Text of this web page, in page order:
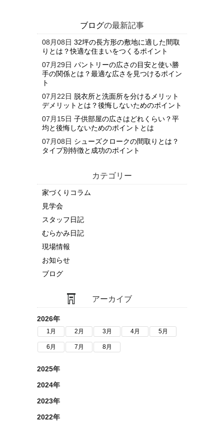
ブログの最新記事
08月08日 32坪の長方形の敷地に適した間取
りとは？快適な住まいをつくるポイント
07月29日 パントリーの広さの目安と使い勝
手の関係とは？最適な広さを見つけるポイン
ト
07月22日 脱衣所と洗面所を分けるメリット
デメリットとは？後悔しないためのポイント
07月15日 子供部屋の広さはどれくらい？平
均と後悔しないためのポイントとは
07月08日 シューズクロークの間取りとは？
タイプ別特徴と成功のポイント
カテゴリー
家づくりコラム
見学会
スタッフ日記
むらかみ日記
現場情報
お知らせ
ブログ
アーカイブ
2026年
1月 2月 3月 4月 5月
6月 7月 8月
2025年
2024年
2023年
2022年